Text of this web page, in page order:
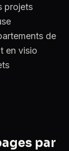
projets
de
en visio
par